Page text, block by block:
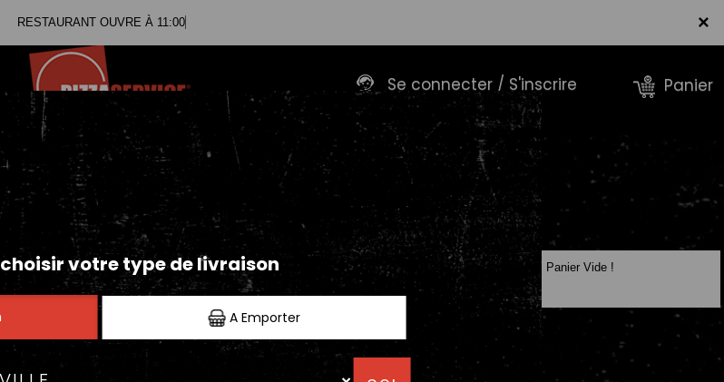
×
RESTAURANT OUVRE À 11:00
Se connecter / S'inscrire Panier
PANINIS Panier Vide !